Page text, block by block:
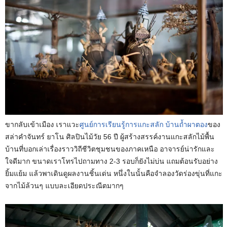
ขากลับเข้าเมือง เราแวะศูนย์การเรียนรู้การแกะสลัก บ้านถ้ำผาตองของ
สล่าคำจันทร์ ยาโน ศิลปินไม้วัย 56 ปี ผู้สร้างสรรค์งานแกะสลักไม้พื้น
บ้านที่บอกเล่าเรื่องราววิถีชีวิตชุมชนของภาคเหนือ อาจารย์น่ารักและ
ใจดีมาก ขนาดเราโทรไปถามทาง 2-3 รอบก็ยังไม่บ่น แถมต้อนรับอย่าง
ยิ้มแย้ม แล้วพาเดินดูผลงานชิ้นเด่น หนึ่งในนั้นคือจำลองวัดร่องขุ่นที่แกะ
จากไม้ล้วนๆ แบบละเอียดประณีตมากๆ